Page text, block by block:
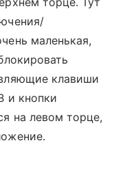
маленькая,
клавиши
и кнопки
на левом торце,